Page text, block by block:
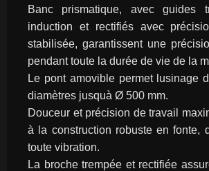
Banc prismatique, avec guides
induction et rectifiés avec
stabilisée, garantissent une
pendant toute la durée de vie de la
Le pont amovible permet lusinage
diamètres jusquà Ø 500 mm.
Douceur et précision de travail
à la construction robuste en fonte,
toute vibration.
La broche trempée et rectifiée